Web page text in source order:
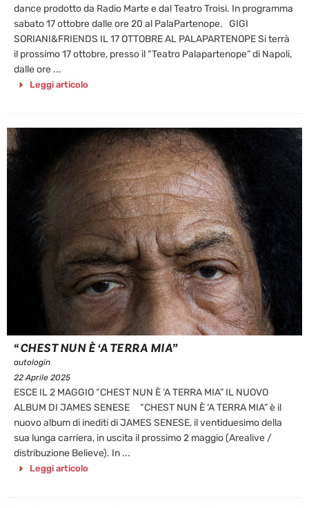
dance prodotto da Radio Marte e dal Teatro Troisi. In programma
sabato 17 ottobre dalle ore 20 al PalaPartenope. GIGI
SORIANI&FRIENDS IL 17 OTTOBRE AL PALAPARTENOPE Si terrà
il prossimo 17 ottobre, presso il “Teatro Palapartenope” di Napoli,
dalle ore ...
Leggi articolo
“CHEST NUN È ‘A TERRA MIA”
autologin
22 Aprile 2025
ESCE IL 2 MAGGIO “CHEST NUN È ‘A TERRA MIA” IL NUOVO
ALBUM DI JAMES SENESE “CHEST NUN È ‘A TERRA MIA” è il
nuovo album di inediti di JAMES SENESE, il ventiduesimo della
sua lunga carriera, in uscita il prossimo 2 maggio (Arealive /
distribuzione Believe). In ...
Leggi articolo